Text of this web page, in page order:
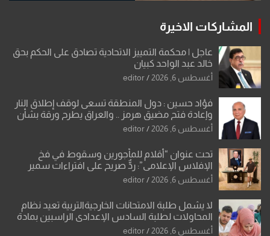
المشاركات الاخيرة
عاجل | محكمة التمييز الاتحادية تصادق على الحكم بحق
خالد عبد الواحد كبيان
أغسطس 6, 2026 editor
فؤاد حسين : دول المنطقة تسعى لوقف إطلاق النار
وإعادة فتح مضيق هرمز .. والعراق يطرح ورقة بشأن
تحولات القدس
أغسطس 6, 2026 editor
تحت عنوان “أقلام للمأجورين وسقوط في فخ
الإفلاس الإعلامي”: ردٌّ صريح على افتراءات سمير
الشكرجي
أغسطس 6, 2026 editor
لا يشمل طلبة الامتحانات الخارجيةالتربية تعيد نظام
المحاولات لطلبة السادس الإعدادي الراسبين بمادة
أو مادتين
أغسطس 6, 2026 editor